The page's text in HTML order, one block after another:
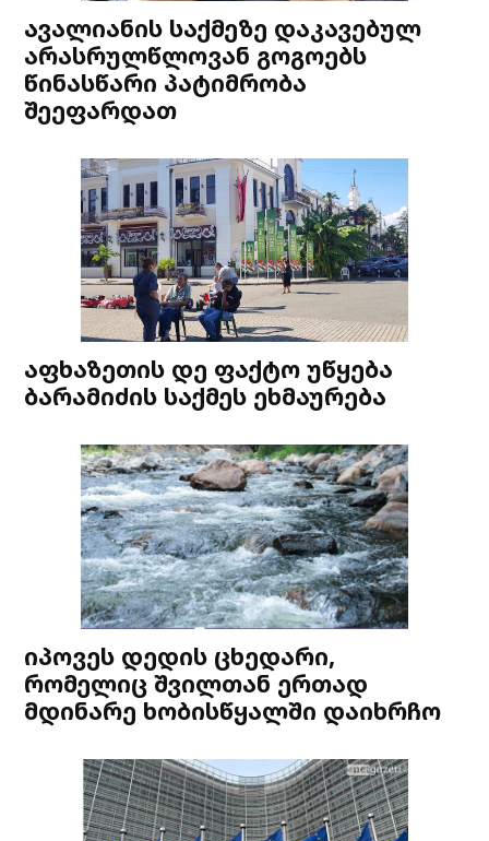
ავალიანის საქმეზე დაკავებულ
არასრულწლოვან გოგოებს
წინასწარი პატიმრობა
შეეფარდათ
აფხაზეთის დე ფაქტო უწყება
ბარამიძის საქმეს ეხმაურება
იპოვეს დედის ცხედარი,
რომელიც შვილთან ერთად
მდინარე ხობისწყალში დაიხრჩო